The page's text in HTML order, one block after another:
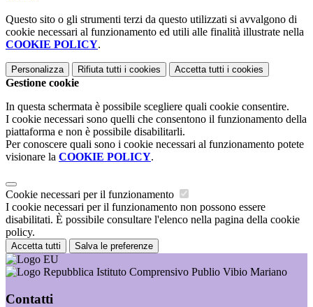
Questo sito o gli strumenti terzi da questo utilizzati si avvalgono di
cookie necessari al funzionamento ed utili alle finalità illustrate nella
COOKIE POLICY.
Personalizza Rifiuta tutti i cookies Accetta tutti i cookies
Gestione cookie
In questa schermata è possibile scegliere quali cookie consentire.
I cookie necessari sono quelli che consentono il funzionamento della
piattaforma e non è possibile disabilitarli.
Per conoscere quali sono i cookie necessari al funzionamento potete
visionare la COOKIE POLICY.
Cookie necessari per il funzionamento
I cookie necessari per il funzionamento non possono essere
disabilitati. È possibile consultare l'elenco nella pagina della cookie
policy.
Accetta tutti Salva le preferenze
Istituto Comprensivo Publio Vibio Mariano
Contatti